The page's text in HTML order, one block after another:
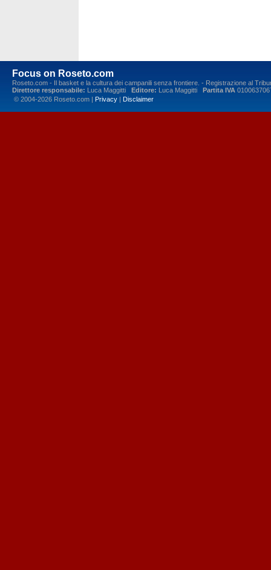
Focus on Roseto.com
Roseto.com - Il basket e la cultura dei campanili senza frontiere. - Registrazione al
Direttore responsabile: Luca Maggitti Editore: Luca Maggitti Partita IVA
© 2004-2026 Roseto.com | Privacy | Disclaimer